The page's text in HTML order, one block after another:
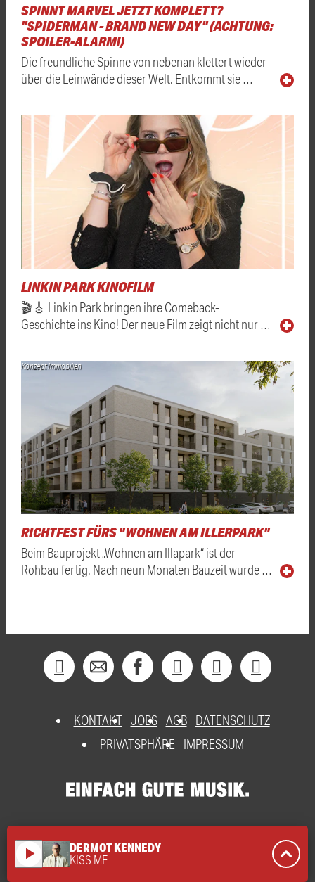
SPINNT MARVEL JETZT KOMPLETT?
"SPIDERMAN - BRAND NEW DAY" (ACHTUNG:
SPOILER-ALARM!)
Die freundliche Spinne von nebenan klettert wieder
über die Leinwände dieser Welt. Entkommt sie …
LINKIN PARK KINOFILM
🎬🎸 Linkin Park bringen ihre Comeback-
Geschichte ins Kino! Der neue Film zeigt nicht nur …
Konzept Immobilien
RICHTFEST FÜRS "WOHNEN AM ILLERPARK"
Beim Bauprojekt „Wohnen am Illapark“ ist der
Rohbau fertig. Nach neun Monaten Bauzeit wurde …
KONTAKT JOBS AGB DATENSCHUTZ
PRIVATSPHÄRE
IMPRESSUM
play_arrow DERMOT KENNEDY
KISS ME